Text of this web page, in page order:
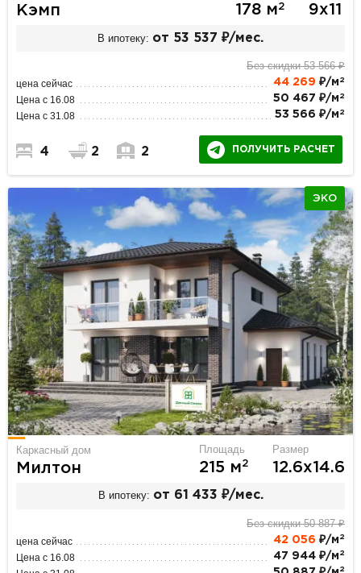
Кэмп 178 м2 9х11
В ипотеку: от 53 537 ₽/мес.
Без скидки 53 566 ₽
цена сейчас 44 269 ₽/м 2
Цена с 16.08 50 467 ₽/м 2
Цена с 31.08 53 566 ₽/м 2
4 2 2 ПОЛУЧИТЬ РАСЧЕТ
ЭКО
Каркасный дом
Милтон
Площадь
215 м2
Размер
12.6х14.6
В ипотеку: от 61 433 ₽/мес.
Без скидки 50 887 ₽
цена сейчас 42 056 ₽/м 2
Цена с 16.08 47 944 ₽/м 2
2